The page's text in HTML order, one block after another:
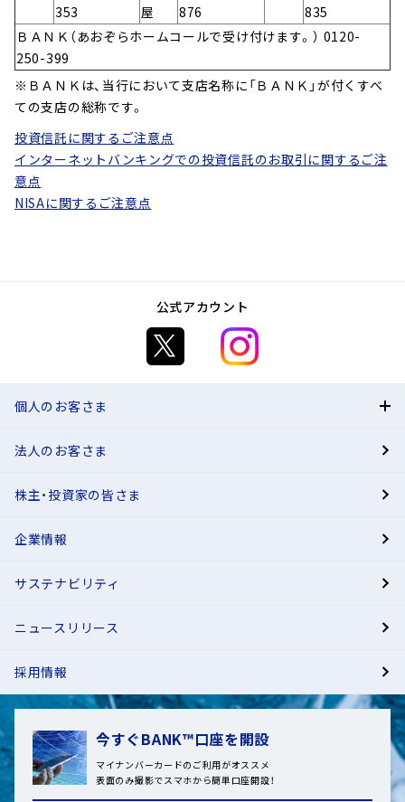
353
屋
876
835
ＢＡＮＫ（あおぞらホームコールで受け付けます。） 0120-
250-399
※ＢＡＮＫは、当行において支店名称に「ＢＡＮＫ」が付くすべ
ての支店の総称です。
投資信託に関するご注意点
インターネットバンキングでの投資信託のお取引に関するご注
意点
NISAに関するご注意点
公式アカウント
個人のお客さま
BANK
有人店舗
法人のお客さま
株主・投資家の皆さま
企業情報
サステナビリティ
ニュースリリース
採用情報
今すぐBANK™口座を開設
マイナンバーカードのご利用がオススメ
表面のみ撮影でスマホから簡単口座開設！